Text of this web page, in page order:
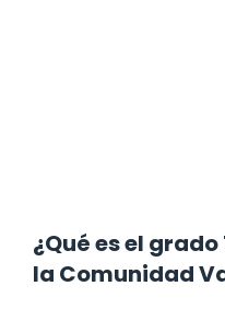
¿Qué es el
la Comunidad